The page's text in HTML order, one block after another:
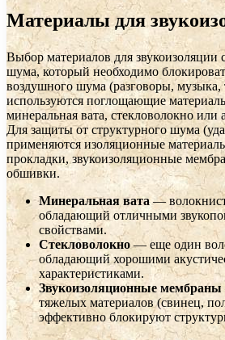
Материалы для
Выбор материалов для звукоизоляции
шума, который необходимо
воздушного шума (разговоры, музыка,
используются поглощающие
минеральная вата, стекловолокно или
Для защиты от структурного шума
применяются изоляционные
прокладки, звукоизоляционные
обшивки.
Минеральная вата—
обладающий отличными
свойствами.
Стекловолокно— еще один
обладающий хорошими
характеристиками.
Звукоизоляционные мембраны
тяжелых материалов (свинец,
эффективно блокируют